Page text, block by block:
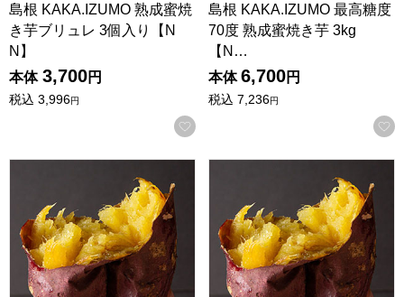
島根 KAKA.IZUMO 熟成蜜焼
き芋ブリュレ 3個入り【N
N】
本体 3,700円
税込 3,996円
お気に入りに登録する
島根 KAKA.IZUMO 最高糖度
70度 熟成蜜焼き芋 3kg
【N…
本体 6,700円
税込 7,236円